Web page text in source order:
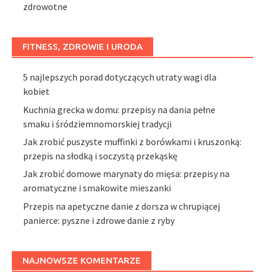
zdrowotne
FITNESS, ZDROWIE I URODA
5 najlepszych porad dotyczących utraty wagi dla
kobiet
Kuchnia grecka w domu: przepisy na dania pełne
smaku i śródziemnomorskiej tradycji
Jak zrobić puszyste muffinki z borówkami i kruszonką:
przepis na słodką i soczystą przekąskę
Jak zrobić domowe marynaty do mięsa: przepisy na
aromatyczne i smakowite mieszanki
Przepis na apetyczne danie z dorsza w chrupiącej
panierce: pyszne i zdrowe danie z ryby
NAJNOWSZE KOMENTARZE